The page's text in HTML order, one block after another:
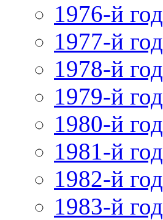
1976-й год
1977-й год
1978-й год
1979-й год
1980-й год
1981-й год
1982-й год
1983-й год